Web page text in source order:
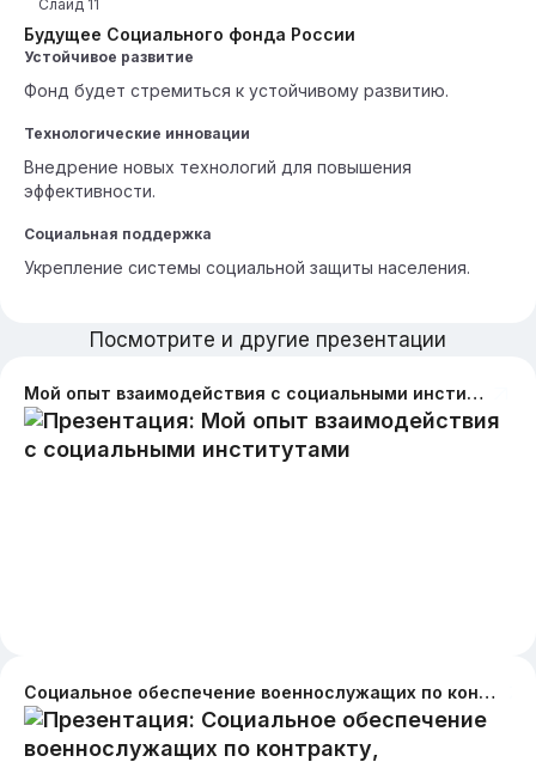
Будущее Социального фонда России
Слайд 11
Устойчивое развитие
Фонд будет стремиться к устойчивому развитию.
Технологические инновации
Внедрение новых технологий для повышения
эффективности.
Социальная поддержка
Укрепление системы социальной защиты населения.
Посмотрите и другие презентации
Мой опыт взаимодействия с социальными институтами
Социальное обеспечение военнослужащих по контракту, участников и ветеранов великой отечественной войны и приравненных к ним лиц